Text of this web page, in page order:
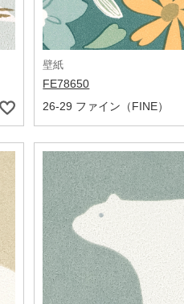
壁紙
FE78650
26-29 ファイン（FINE）